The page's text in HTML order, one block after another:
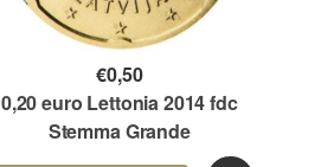
€0,50
0,20 euro Lettonia 2014 fdc
Stemma Grande